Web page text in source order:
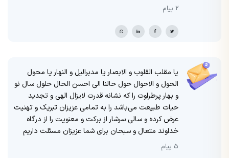
2 پیام
یا مقلب القلوب و الابصار یا مدبرالیل و النهار یا محول
الحول و الاحوال حول حالنا الی احسن الحال حلول سال نو
و بهار پرطراوت را که نشانه قدرت لایزال الهی و تجدید
حیات طبیعت می‌باشد را به تمامی عزیزان تبریک و تهنیت
عرض کرده و سالی سرشار از برکت و معنویت را از درگاه
خداوند متعال و سبحان برای شما عزیزان مسئلت داریم
5 پیام